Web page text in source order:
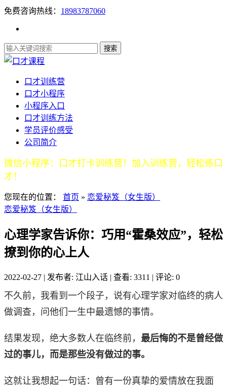
免费咨询热线： 18983787060
口才训练营
口才小程序
小程序入口
口才训练方法
学员评价感受
公司简介
微信小程序：口才打卡训练营！加入训练营，轻松练口
才！
您现在的位置： 首页 » 恋爱秘笈（女生版）
恋爱秘笈（女生版）
心理学家告诉你：巧用“霍桑效应”，轻松
撩到你的心上人
2022-02-27 | 发布者: 江山入话 | 查看: 3311 | 评论: 0
不久前，我看到一个段子，说有心理学家对临终的病人
做调查，问他们一生中最遗憾的事情。
结果发现，绝大多数人在临终前， 最后悔的不是曾经做
过的事儿，而是那些没有做过的事。
这就让我想起一句话：曾有一份真挚的爱情放在我面